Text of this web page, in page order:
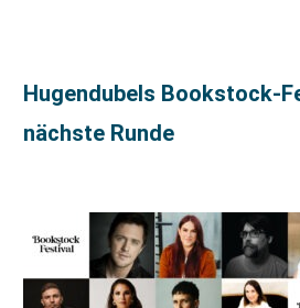
Hugendubels Bookstock-
nächste Runde